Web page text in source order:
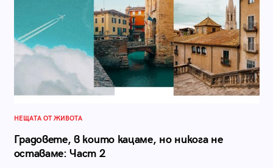
НЕЩАТА ОТ ЖИВОТА
Градовете, в които кацаме, но никога не
оставаме: Част 2